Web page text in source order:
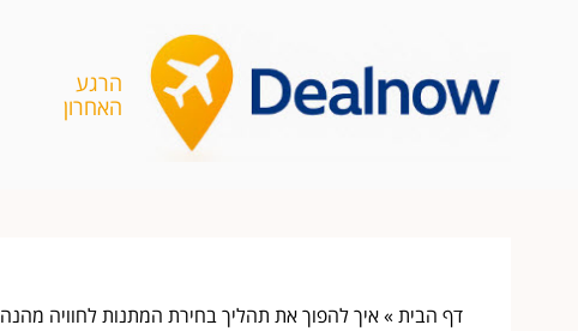
הרגע
האחרון
דף הבית»איך להפוך את תהליך בחירת המתנות לחוויה מהנה